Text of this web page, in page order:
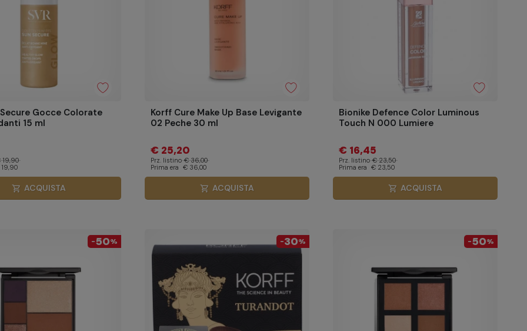
Secure Gocce Colorate
15 ml
19,90
shopping_cart ACQUISTA
Korff Cure Make Up Base Levigante
02 Peche 30 ml
€ 25,20
Prz. listino € 36,00
Prima era € 36,00
shopping_cart ACQUISTA
Bionike Defence Color Luminous
Touch N 000 Lumiere
€ 16,45
Prz. listino € 23,50
Prima era € 23,50
shopping_cart ACQUISTA
-50% -30% -50%